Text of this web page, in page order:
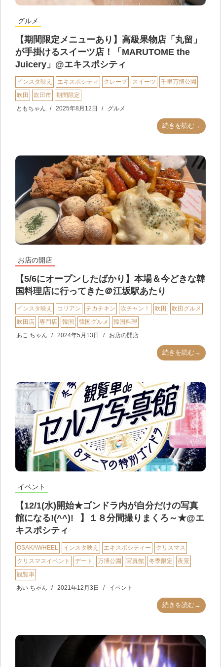
グルメ
【期間限定メニューあり】高級果物店「丸留」
が手掛けるスイーツ店！「MARUTOME the
Juicery」@エキスポシティ
インスタ映え エキスポシティ クレープ スイーツ
千里万博公園
吹田
吹田市
期間限定
ともちゃん
2025年8月12日 グルメ
続きを読む→
お店の開店
【5/6にオープンしたばかり】本場＆今どきな韓
国料理店に行ってきた＠江坂駅あたり
インスタ映え コリアン チカチキン 吹チャン！ 吹田
吹田グルメ
吹田店
専門店 韓国 韓国グルメ
韓国料理
あこ ちゃん
2024年5月13日 お店の開店
続きを読む→
イベント
【12/1(水)開始★ゴンドラ内が自分だけの写真
館になる!(^^)!⠀】１８分間撮りまくろ～★@エ
キスポシティ
OSAKAWHEEL インスタ映え エキスポシティー
クリスマス
クリスマスイベント
デート 万博公園 写真館 冬季限定
夜景
観覧車
あい ちゃん
2021年12月3日 イベント
続きを読む→